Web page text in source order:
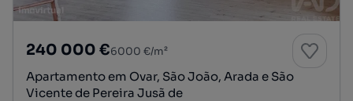
240 000 €6000 €/m²
Apartamento em Ovar, São João, Arada e São
Vicente de Pereira Jusã de